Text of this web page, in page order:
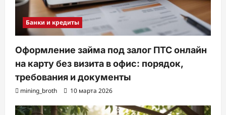
Банки и кредиты
Оформление займа под залог ПТС онлайн
на карту без визита в офис: порядок,
требования и документы
mining_broth 10 марта 2026